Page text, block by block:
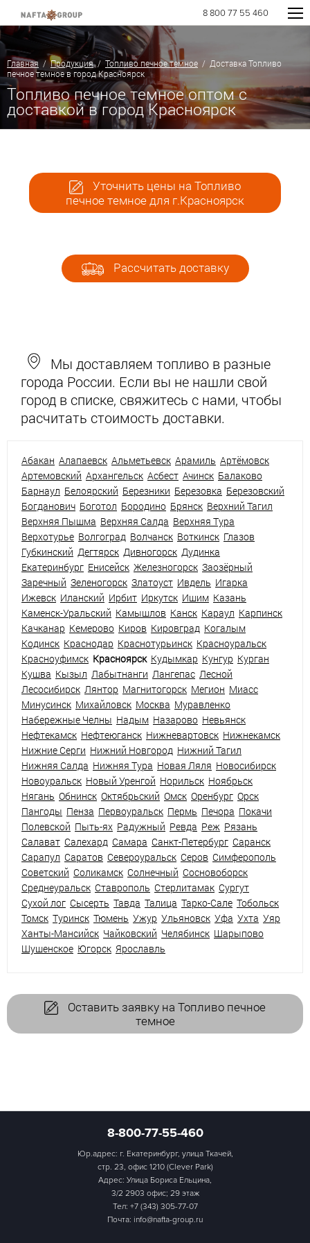
8 800 77 55 460
Главная /Продукция/ Топливо печное темное / Доставка Топливо
печное темное в город Красноярск
Топливо печное темное оптом с
доставкой в город Красноярск
Уточнить цены на Топливо
печное темное для г.Красноярск
Рассчитать доставку
Мы доставляем топливо в разные
города России. Если вы не нашли свой
город в списке, свяжитесь с нами, чтобы
расчитать стоимость доставки.
Абакан Алапаевск Альметьевск Арамиль Артёмовск
Артемовский Архангельск Асбест Ачинск Балаково
Барнаул Белоярский Березники Березовка Березовский
Богданович Боготол Бородино Брянск Верхний Тагил
Верхняя Пышма Верхняя Салда Верхняя Тура
Верхотурье Волгоград Волчанск Воткинск Глазов
Губкинский Дегтярск Дивногорск Дудинка
Екатеринбург Енисейск Железногорск Заозёрный
Заречный Зеленогорск Златоуст Ивдель Игарка
Ижевск Иланский Ирбит Иркутск Ишим Казань
Каменск-Уральский Камышлов Канск Караул Карпинск
Качканар Кемерово Киров Кировград Когалым
Кодинск Краснодар Краснотурьинск Красноуральск
Красноуфимск Красноярск Кудымкар Кунгур Курган
Кушва Кызыл Лабытнанги Лангепас Лесной
Лесосибирск Лянтор Магнитогорск Мегион Миасс
Минусинск Михайловск Москва Муравленко
Набережные Челны Надым Назарово Невьянск
Нефтекамск Нефтеюганск Нижневартовск Нижнекамск
Нижние Серги Нижний Новгород Нижний Тагил
Нижняя Салда Нижняя Тура Новая Ляля Новосибирск
Новоуральск Новый Уренгой Норильск Ноябрьск
Нягань Обнинск Октябрьский Омск Оренбург Орск
Пангоды Пенза Первоуральск Пермь Печора Покачи
Полевской Пыть-ях Радужный Ревда Реж Рязань
Салават Салехард Самара Санкт-Петербург Саранск
Сарапул Саратов Североуральск Серов Симферополь
Советский Соликамск Солнечный Сосновоборск
Среднеуральск Ставрополь Стерлитамак Сургут
Сухой лог Сысерть Тавда Талица Тарко-Сале Тобольск
Томск Туринск Тюмень Ужур Ульяновск Уфа Ухта Уяр
Ханты-Мансийск Чайковский Челябинск Шарыпово
Шушенское Югорск Ярославль
Оставить заявку на Топливо печное
темное
8-800-77-55-460
Юр.адрес: г. Екатеринбург, улица Ткачей,
стр. 23, офис 1210 (Clever Park)
Адрес: Улица Бориса Ельцина,
3/2 2903 офис; 29 этаж
Тел: +7 (343) 305-77-07
Почта: info@nafta-group.ru